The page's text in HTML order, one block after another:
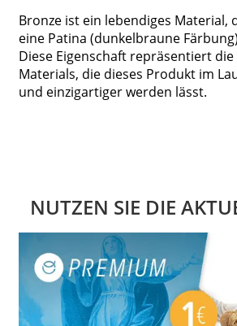
Bronze ist ein lebendiges Material,
eine Patina (dunkelbraune
Diese Eigenschaft repräsentiert
Materials, die dieses Produkt im
und einzigartiger werden lässt.
NUTZEN SIE DIE